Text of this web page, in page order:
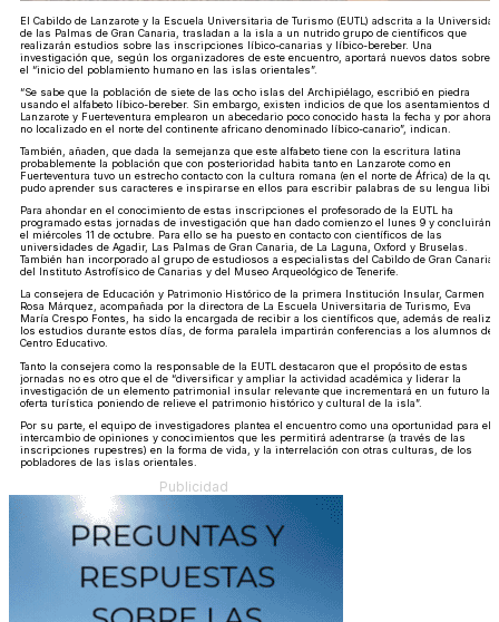
El Cabildo de Lanzarote y la Escuela Universitaria de Turismo (EUTL) adscrita a la Universidad
de las Palmas de Gran Canaria, trasladan a la isla a un nutrido grupo de científicos que
realizarán estudios sobre las inscripciones líbico-canarias y líbico-bereber. Una
investigación que, según los organizadores de este encuentro, aportará nuevos datos sobre
el “inicio del poblamiento humano en las islas orientales”.
“Se sabe que la población de siete de las ocho islas del Archipiélago, escribió en piedra
usando el alfabeto líbico-bereber. Sin embargo, existen indicios de que los asentamientos de
Lanzarote y Fuerteventura emplearon un abecedario poco conocido hasta la fecha y por ahora
no localizado en el norte del continente africano denominado líbico-canario”, indican.
También, añaden, que dada la semejanza que este alfabeto tiene con la escritura latina
probablemente la población que con posterioridad habita tanto en Lanzarote como en
Fuerteventura tuvo un estrecho contacto con la cultura romana (en el norte de África) de la que
pudo aprender sus caracteres e inspirarse en ellos para escribir palabras de su lengua libia.
Para ahondar en el conocimiento de estas inscripciones el profesorado de la EUTL ha
programado estas jornadas de investigación que han dado comienzo el lunes 9 y concluirán
el miércoles 11 de octubre. Para ello se ha puesto en contacto con científicos de las
universidades de Agadir, Las Palmas de Gran Canaria, de La Laguna, Oxford y Bruselas.
También han incorporado al grupo de estudiosos a especialistas del Cabildo de Gran Canaria,
del Instituto Astrofísico de Canarias y del Museo Arqueológico de Tenerife.
La consejera de Educación y Patrimonio Histórico de la primera Institución Insular, Carmen
Rosa Márquez, acompañada por la directora de La Escuela Universitaria de Turismo, Eva
María Crespo Fontes, ha sido la encargada de recibir a los científicos que, además de
los estudios durante estos días, de forma paralela impartirán conferencias a los alumnos del
Centro Educativo.
Tanto la consejera como la responsable de la EUTL destacaron que el propósito de estas
jornadas no es otro que el de “diversificar y ampliar la actividad académica y liderar la
investigación de un elemento patrimonial insular relevante que incrementará en un futuro la
oferta turística poniendo de relieve el patrimonio histórico y cultural de la isla”.
Por su parte, el equipo de investigadores plantea el encuentro como una oportunidad para el
intercambio de opiniones y conocimientos que les permitirá adentrarse (a través de las
inscripciones rupestres) en la forma de vida, y la interrelación con otras culturas, de los
pobladores de las islas orientales.
Publicidad